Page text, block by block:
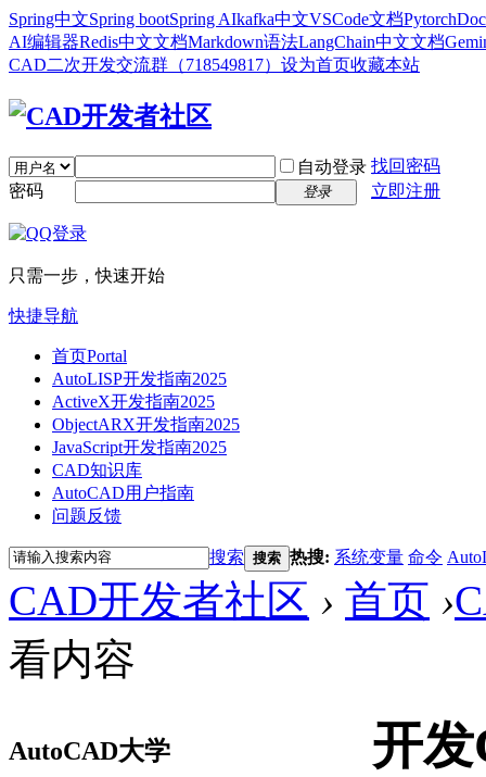
Spring中文Spring bootSpring AIkafka中文VSCode文档Pytorch
AI编辑器Redis中文文档Markdown语法LangChain中文文档
CAD二次开发交流群（718549817） 设为首页收藏本站
自动登录 找回密码
密码
登录 立即注册
只需一步，快速开始
快捷导航
首页Portal
AutoLISP开发指南2025
ActiveX开发指南2025
ObjectARX开发指南2025
JavaScript开发指南2025
CAD知识库
AutoCAD用户指南
问题反馈
搜索 搜索 热搜: 系统变量 命令
CAD开发者社区 › 首页 ›
看内容
AutoCAD大学
开